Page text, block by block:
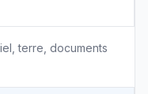
terre, documents